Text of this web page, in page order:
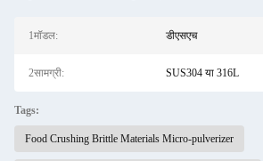
1मॉडल: डीएसएच
2सामग्री: SUS304 या 316L
Tags:
Food Crushing Brittle Materials Micro-pulverizer